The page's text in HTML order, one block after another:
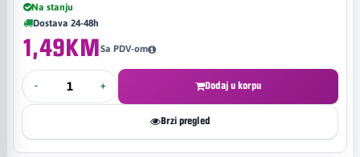
Na stanju
Dostava 24-48h
1,49KMSa PDV-om
- + Dodaj u korpu
Brzi pregled